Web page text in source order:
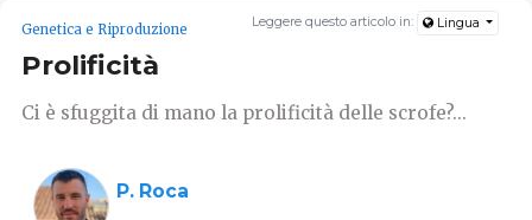
Leggere questo articolo in: Lingua
Genetica e Riproduzione
Prolificità
Ci è sfuggita di mano la prolificità delle scrofe?...
P. Roca